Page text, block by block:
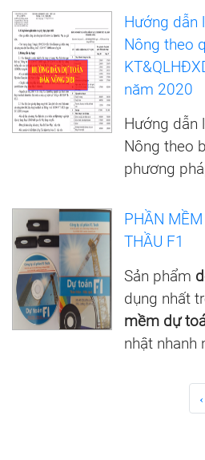
Hướng dẫn
Nông theo
năm 2020
Hướng dẫn
Nông theo
phương
PHẦN
THẦU F1
Sản phẩm
dụng nhất
mềm dự
nhật nhanh
‹